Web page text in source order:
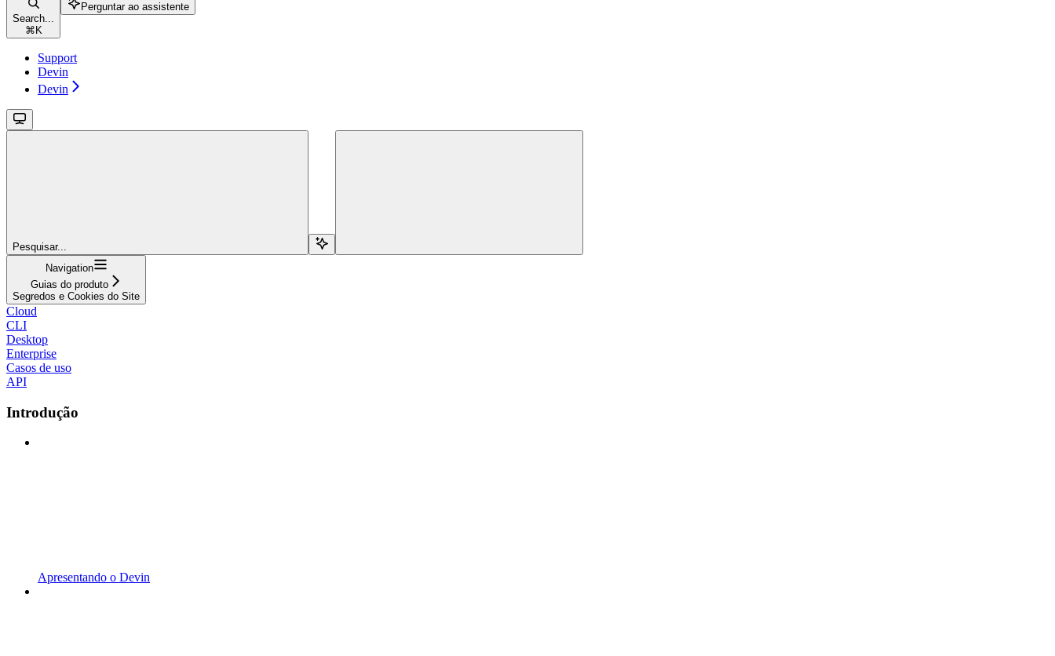
Search...
⌘ K
Perguntar ao assistente
Support
Devin
Devin
Pesquisar...
Navigation
Guias do produto
Segredos e Cookies do Site
Cloud
CLI
Desktop
Enterprise
Casos de uso
API
Introdução
Apresentando o Devin